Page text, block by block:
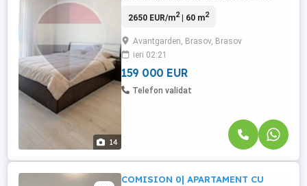
14
apartament cu 3 camere, situat la etajul 4
alegere perfectă pentru cei care caută
rafinament și funcționalitate. Oferind un
design modern și ...
2650 EUR/m2| 60 m2
Avantgarden, Brasov, Brasov
ieri 02:21
159 000 EUR
Telefon validat
COMISION 0| APARTAMENT CU